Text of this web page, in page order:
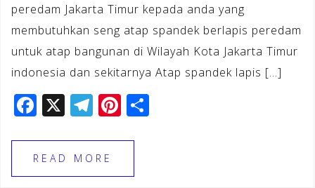
peredam Jakarta Timur kepada anda yang
membutuhkan seng atap spandek berlapis peredam
untuk atap bangunan di Wilayah Kota Jakarta Timur
indonesia dan sekitarnya Atap spandek lapis […]
F
c
e
X T
e
gr
Pi
te
r
READ MORE